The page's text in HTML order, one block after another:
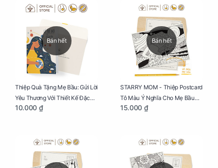
Bán hết
Thiệp Quà Tặng Mẹ Bầu: Gửi Lời
Yêu Thương Với Thiết Kế Đặc
Biệt Dành Riêng Cho Mẹ Bầu
10.000 ₫
Bán hết
STARRY MOM - Thiệp Postcard
Tô Màu Ý Nghĩa Cho Mẹ Bầu
Sáng Tạo, Thư Giãn Và Hạnh
15.000 ₫